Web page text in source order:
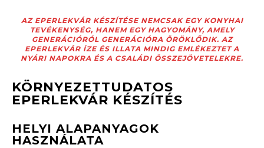
AZ EPERLEKVÁR KÉSZÍTÉSE NEMCSAK EGY KONYHAI
TEVÉKENYSÉG, HANEM EGY HAGYOMÁNY, AMELY
GENERÁCIÓRÓL GENERÁCIÓRA ÖRÖKLŐDIK. AZ
EPERLEKVÁR ÍZE ÉS ILLATA MINDIG EMLÉKEZTET A
NYÁRI NAPOKRA ÉS A CSALÁDI ÖSSZEJÖVETELEKRE.
KÖRNYEZETTUDATOS
EPERLEKVÁR KÉSZÍTÉS
HELYI ALAPANYAGOK
HASZNÁLATA